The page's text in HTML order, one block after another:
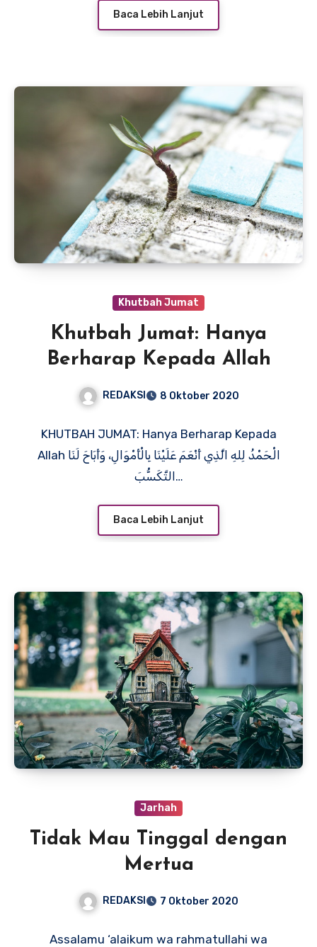
Baca Lebih Lanjut
Khutbah Jumat
Khutbah Jumat: Hanya
Berharap Kepada Allah
REDAKSI 8 Oktober 2020
KHUTBAH JUMAT: Hanya Berharap Kepada
Allah الْحَمْدُ لِلهِ الَّذِي أَنْعَمَ عَلَيْنَا بِالْأَمْوَالِ، وَأَبَاحَ لَنَا
التَّكَسُّبَ…
Baca Lebih Lanjut
Jarhah
Tidak Mau Tinggal dengan
Mertua
REDAKSI 7 Oktober 2020
Assalamu ‘alaikum wa rahmatullahi wa